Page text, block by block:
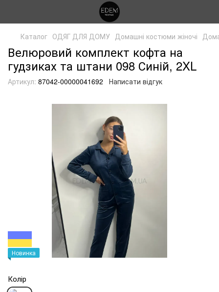
Каталог ОДЯГ ДЛЯ ДОМУ Домашні костюми жіночі
Велюровий комплект кофта на
гудзиках та штани 098 Синій, 2XL
Артикул: 87042-00000041692 Написати відгук
Новинка
Колір